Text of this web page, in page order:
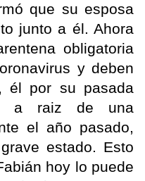
que su esposa
junto a él. Ahora
obligatoria
y deben
él por su pasada
a raiz de una
el año pasado,
estado. Esto
hoy lo puede